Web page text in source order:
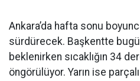
Ankara’da hafta sonu
sürdürecek. Başkentte
beklenirken sıcaklığın 34
öngörülüyor. Yarın ise